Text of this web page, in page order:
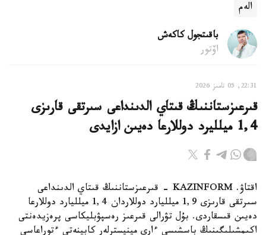
الەم
باقىتجول كاكەش
اۆتور
22:31, 05 تامىز 2026
قىرعىزستاننىڭ قىتاي الدىنداعى سىرتقى قارىزى
1,4 ميلليرد دوللارعا دەيىن ازايدى
اقتاۋ. KAZINFORM - قىرعىزستاننىڭ قىتاي الدىنداعى
سىرتقى قارىزى 1,9 ميلليارد دوللاردان 1,4 ميلليارد دوللارعا
دەيىن قىسقاردى. بۇل تۋرالى قىرعىز رەسپۋبليكاسى پرەزيدەنتى
اكىمشىلىگىنىڭ باسشىسى ءارى مينيسترلەر كابينەتى ءتوراعاسى